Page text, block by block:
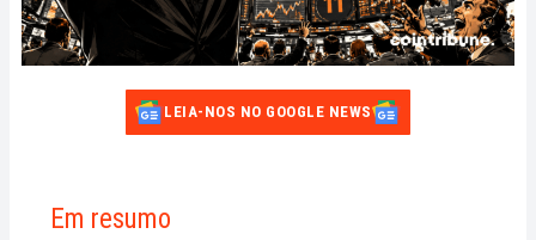
LEIA-NOS NO GOOGLE NEWS
Em resumo